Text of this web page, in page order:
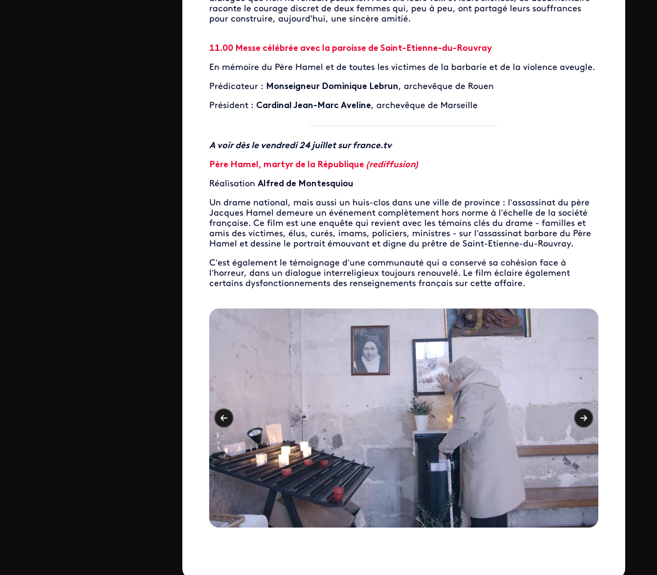
raconte le courage discret de deux femmes qui, peu à peu, ont partagé leurs souffrances
pour construire, aujourd'hui, une sincère amitié.
11.00 Messe célébrée avec la paroisse de Saint-Etienne-du-Rouvray
En mémoire du Père Hamel et de toutes les victimes de la barbarie et de la violence aveugle.
Prédicateur : Monseigneur Dominique Lebrun, archevêque de Rouen
Président : Cardinal Jean-Marc Aveline, archevêque de Marseille
A voir dès le vendredi 24 juillet sur france.tv
Père Hamel, martyr de la République (rediffusion)
Réalisation Alfred de Montesquiou
Un drame national, mais aussi un huis-clos dans une ville de province : l’assassinat du père
Jacques Hamel demeure un événement complètement hors norme à l’échelle de la société
française. Ce film est une enquête qui revient avec les témoins clés du drame - familles et
amis des victimes, élus, curés, imams, policiers, ministres - sur l’assassinat barbare du Père
Hamel et dessine le portrait émouvant et digne du prêtre de Saint-Etienne-du-Rouvray.
C’est également le témoignage d’une communauté qui a conservé sa cohésion face à
l’horreur, dans un dialogue interreligieux toujours renouvelé. Le film éclaire également
certains dysfonctionnements des renseignements français sur cette affaire.